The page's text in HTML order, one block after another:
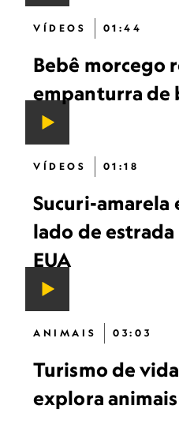
VÍDEOS 01:44
Bebê morcego
empanturra de
VÍDEOS 01:18
Sucuri-amarela
lado de
EUA
ANIMAIS 03:03
Turismo de
explora